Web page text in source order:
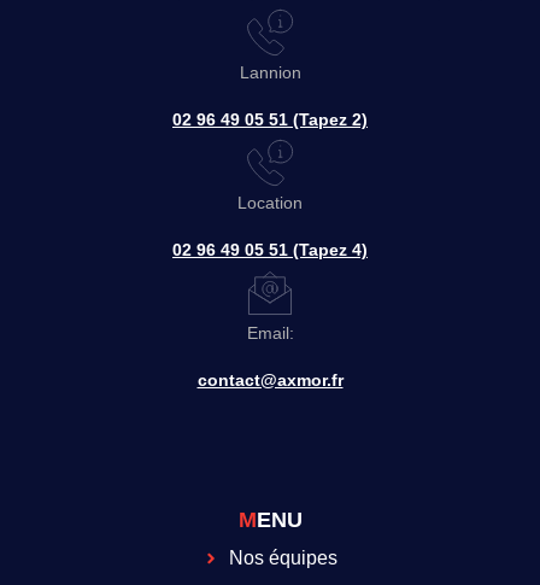
Lannion
02 96 49 05 51 (Tapez 2)
Location
02 96 49 05 51 (Tapez 4)
Email:
contact@axmor.fr
MENU
Nos équipes